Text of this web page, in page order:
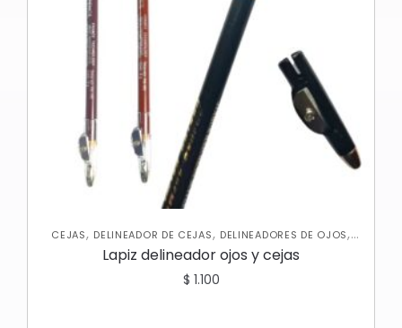
CEJAS, DELINEADOR DE CEJAS, DELINEADORES DE OJOS,
OJOS
Lapiz delineador ojos y cejas
$ 1.100